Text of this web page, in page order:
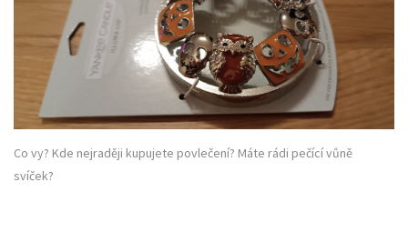
Co vy? Kde nejraději kupujete povlečení? Máte rádi pečící vůně
svíček?